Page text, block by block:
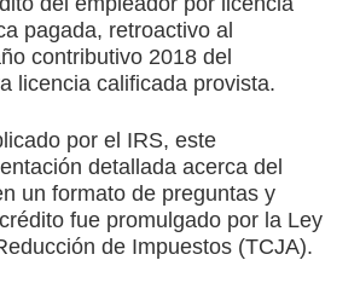
pagada, retroactivo al
contributivo 2018 del
licencia calificada provista.
por el IRS, este
detallada acerca del
un formato de preguntas y
fue promulgado por la Ley
de Impuestos (TCJA).